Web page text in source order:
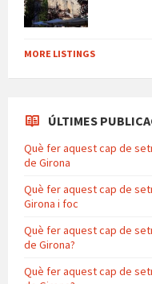
MORE LISTINGS
ÚLTIMES
Què fer aquest cap de
de Girona
Què fer aquest cap de
Girona i foc
Què fer aquest cap de
de Girona?
Què fer aquest cap de